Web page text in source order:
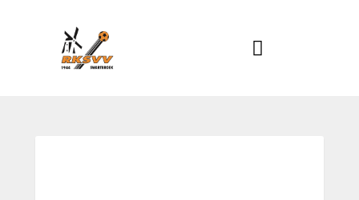
Actueel
Teams